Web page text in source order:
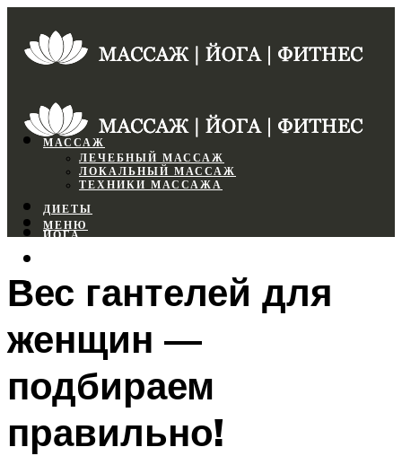
МАССАЖ
ЛЕЧЕБНЫЙ МАССАЖ
ЛОКАЛЬНЫЙ МАССАЖ
ТЕХНИКИ МАССАЖА
ДИЕТЫ
ЙОГА
ФИТНЕС
МЕНЮ
МЕНЮ
Вес гантелей для
женщин —
подбираем
правильно!